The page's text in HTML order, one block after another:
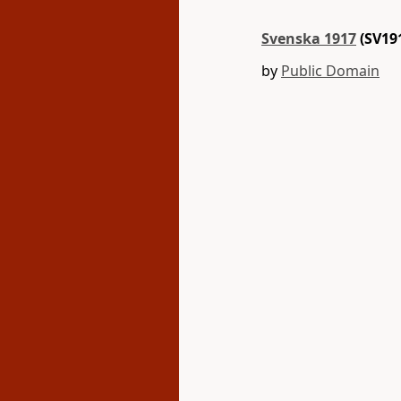
Svenska 1917
by Public Domain